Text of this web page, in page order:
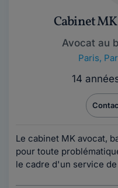
Cabinet MK
Avocat au
Paris,
14
Le cabinet MK avocat,
pour toute
le cadre d'un service